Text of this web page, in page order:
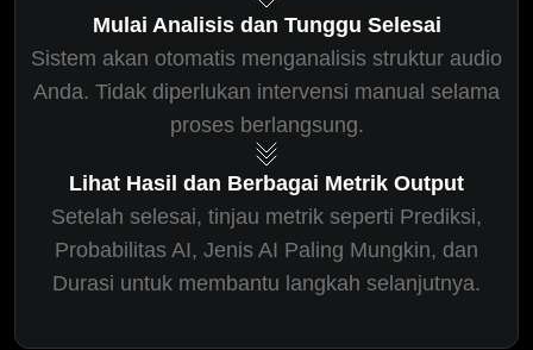
Mulai Analisis dan Tunggu Selesai
Sistem akan otomatis menganalisis struktur audio
Anda. Tidak diperlukan intervensi manual selama
proses berlangsung.
Lihat Hasil dan Berbagai Metrik Output
Setelah selesai, tinjau metrik seperti Prediksi,
Probabilitas AI, Jenis AI Paling Mungkin, dan
Durasi untuk membantu langkah selanjutnya.